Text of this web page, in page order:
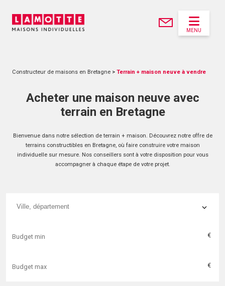
MENU
Constructeur de maisons en Bretagne > Terrain + maison neuve à vendre
Acheter une maison neuve avec
terrain en Bretagne
Bienvenue dans notre sélection de terrain + maison. Découvrez notre offre de
terrains constructibles en Bretagne, où faire construire votre maison
individuelle sur mesure. Nos conseillers sont à votre disposition pour vous
accompagner à chaque étape de votre projet.
€
€